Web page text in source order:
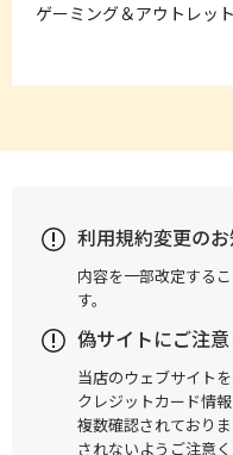
ゲーミング＆アウトレッ
利用規約変更の
内容を一部改定する
す。
偽サイトにご注
当店のウェブサイト
クレジットカード情
複数確認されており
されないようご注意く